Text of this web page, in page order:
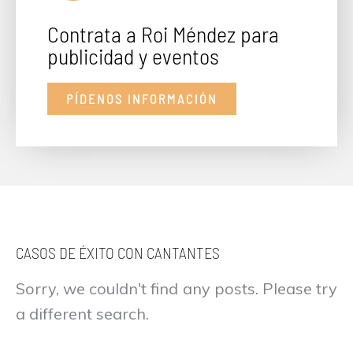
Contrata a Roi Méndez para
publicidad y eventos
PÍDENOS INFORMACIÓN
CASOS DE ÉXITO CON CANTANTES
Sorry, we couldn't find any posts. Please try
a different search.